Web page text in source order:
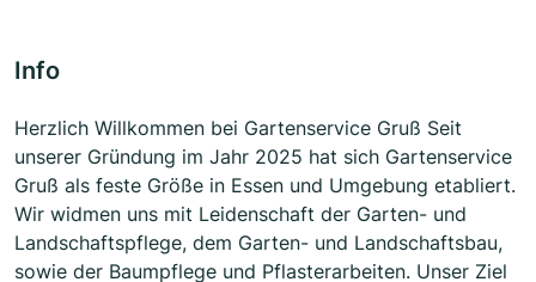
Info
Herzlich Willkommen bei Gartenservice Gruß Seit
unserer Gründung im Jahr 2025 hat sich Gartenservice
Gruß als feste Größe in Essen und Umgebung etabliert.
Wir widmen uns mit Leidenschaft der Garten- und
Landschaftspflege, dem Garten- und Landschaftsbau,
sowie der Baumpflege und Pflasterarbeiten. Unser Ziel